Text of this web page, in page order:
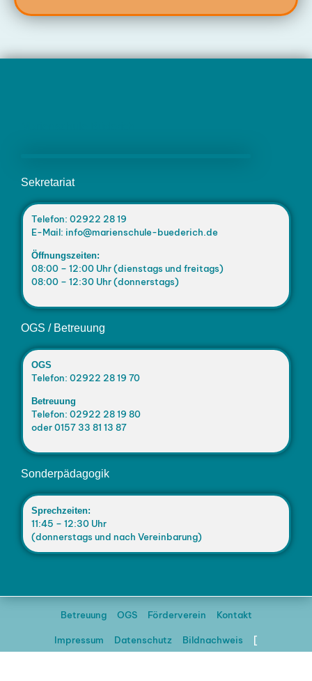
Sekretariat
Telefon: 02922 28 19
E-Mail: info@marienschule-buederich.de
Öffnungszeiten:
08:00 – 12:00 Uhr (dienstags und freitags)
08:00 – 12:30 Uhr (donnerstags)
OGS / Betreuung
OGS
Telefon: 02922 28 19 70
Betreuung
Telefon: 02922 28 19 80
oder 0157 33 81 13 87
Sonderpädagogik
Sprechzeiten:
11:45 – 12:30 Uhr
(donnerstags und nach Vereinbarung)
Betreuung OGS Förderverein Kontakt
Impressum Datenschutz Bildnachweis [